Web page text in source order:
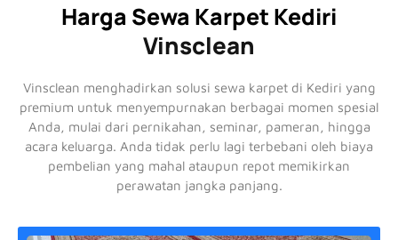
Harga Sewa Karpet Kediri
Vinsclean
Vinsclean menghadirkan solusi sewa karpet di Kediri yang
premium untuk menyempurnakan berbagai momen spesial
Anda, mulai dari pernikahan, seminar, pameran, hingga
acara keluarga. Anda tidak perlu lagi terbebani oleh biaya
pembelian yang mahal ataupun repot memikirkan
perawatan jangka panjang.